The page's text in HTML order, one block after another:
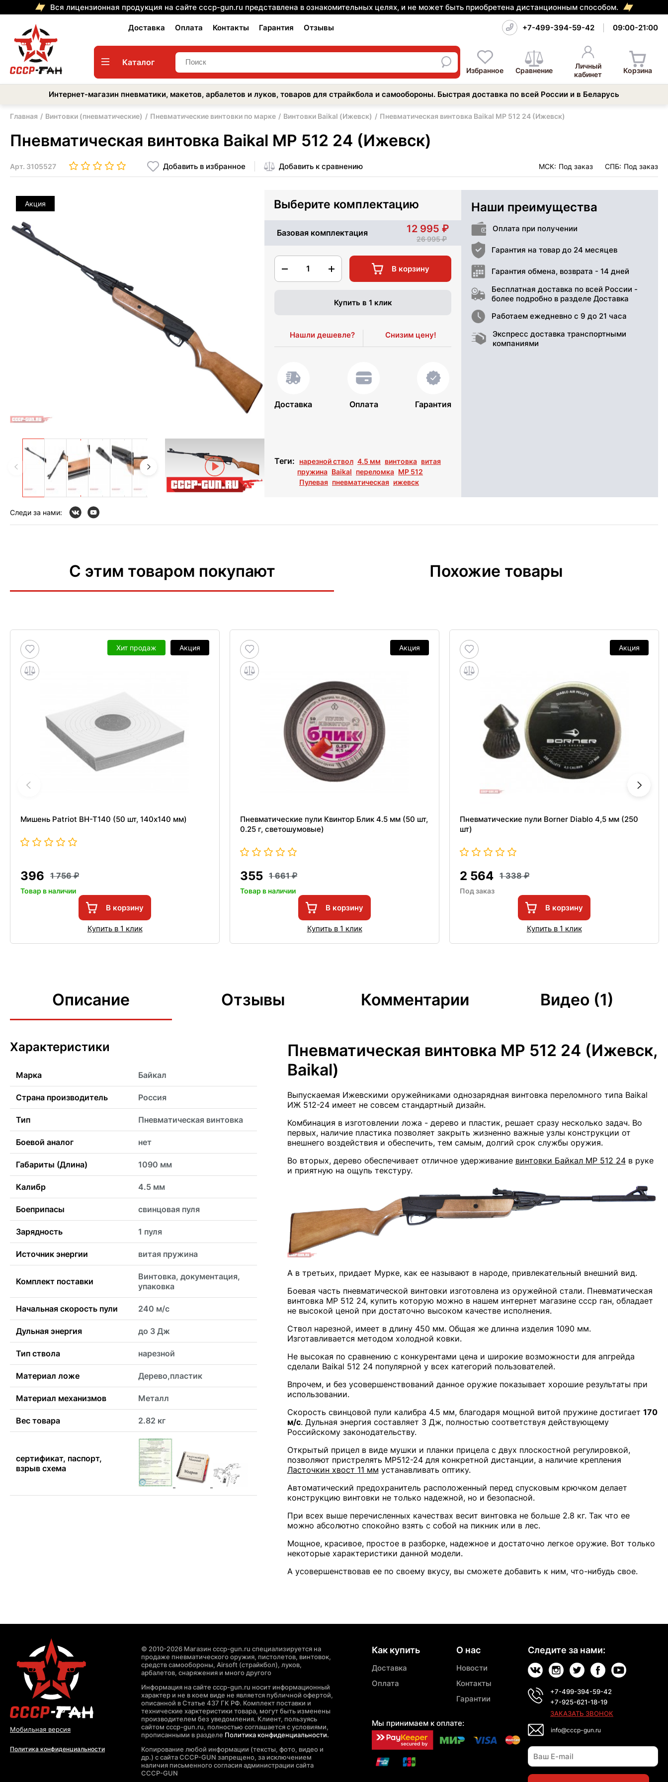
Вся лицензионная продукция на сайте cccp-gun.ru представлена в ознакомительных целях, и не может быть приобретена дистанционным способом.
Доставка Оплата Контакты Гарантия Отзывы +7-499-394-59-42 09:00-21:00
Каталог
Избранное Сравнение
Личный
кабинет
Корзина
Интернет-магазин пневматики, макетов, арбалетов и луков, товаров для страйкбола и самообороны. Быстрая доставка по всей России и в Беларусь
Главная Винтовки (пневматические) Пневматические винтовки по марке Винтовки Baikal (Ижевск) Пневматическая винтовка Baikal МР 512 24 (Ижевск)
Пневматическая винтовка Baikal МР 512 24 (Ижевск)
Арт. 3105527 Добавить в избранное Добавить к сравнению МСК: Под заказ СПБ: Под заказ
Акция Выберите комплектацию
Базовая комплектация 12 995
26 995
1 В корзину
Купить в 1 клик
Нашли дешевле? Снизим цену!
Доставка Оплата Гарантия
Теги: нарезной ствол 4.5 мм винтовка витая
пружина Baikal переломка МР 512
Пулевая пневматическая ижевск
Наши преимущества
Оплата при получении
Гарантия на товар до 24 месяцев
Гарантия обмена, возврата - 14 дней
Бесплатная доставка по всей России -
более подробно в разделе Доставка
Работаем ежедневно с 9 до 21 часа
Экспресс доставка транспортными
компаниями
Следи за нами:
С этим товаром покупают Похожие товары
Хит продаж Акция
Мишень Patriot BH-T140 (50 шт, 140x140 мм)
396 1 756
Товар в наличии
В корзину
Купить в 1 клик
Акция
Пневматические пули Квинтор Блик 4.5 мм (50 шт,
0.25 г, светошумовые)
355 1 661
Товар в наличии
В корзину
Купить в 1 клик
Акция
Пневматические пули Borner Diablo 4,5 мм (250
шт)
2 564 1 338
Под заказ
В корзину
Купить в 1 клик
Описание Отзывы Комментарии Видео (1)
Характеристики
Марка Байкал
Страна производитель Россия
Тип Пневматическая винтовка
Боевой аналог нет
Габариты (Длина) 1090 мм
Калибр 4.5 мм
Боеприпасы свинцовая пуля
Зарядность 1 пуля
Источник энергии витая пружина
Комплект поставки
Винтовка, документация,
упаковка
Начальная скорость пули 240 м/с
Дульная энергия до 3 Дж
Тип ствола нарезной
Материал ложе Дерево,пластик
Материал механизмов Металл
Вес товара 2.82 кг
сертификат, паспорт,
взрыв схема
Пневматическая винтовка МР 512 24 (Ижевск,
Baikal)
Выпускаемая Ижевскими оружейниками однозарядная винтовка переломного типа Baikal
ИЖ 512-24 имеет не совсем стандартный дизайн.
Комбинация в изготовлении ложа - дерево и пластик, решает сразу несколько задач. Во
первых, наличие пластика позволяет закрыть жизненно важные узлы конструкции от
внешнего воздействия и обеспечить, тем самым, долгий срок службы оружия.
Во вторых, дерево обеспечивает отличное удерживание винтовки Байкал МР 512 24в руке
и приятную на ощупь текстуру.
А в третьих, придает Мурке, как ее называют в народе, привлекательный внешний вид.
Боевая часть пневматической винтовки изготовлена из оружейной стали. Пневматическая
винтовка МР 512 24, купить которую можно в нашем интернет магазине ссср ган, обладает
не высокой ценой при достаточно высоком качестве исполнения.
Ствол нарезной, имеет в длину 450 мм. Общая же длинна изделия 1090 мм.
Изготавливается методом холодной ковки.
Не высокая по сравнению с конкурентами цена и широкие возможности для апгрейда
сделали Baikal 512 24 популярной у всех категорий пользователей.
Впрочем, и без усовершенствований данное оружие показывает хорошие результаты при
использовании.
Скорость свинцовой пули калибра 4.5 мм, благодаря мощной витой пружине достигает 170
м/с. Дульная энергия составляет 3 Дж, полностью соответствуя действующему
Российскому законодательству.
Открытый прицел в виде мушки и планки прицела с двух плоскостной регулировкой,
позволяют пристрелять МР512-24 для конкретной дистанции, а наличие крепления
Ласточкин хвост 11 мм устанавливать оптику.
Автоматический предохранитель расположенный перед спусковым крючком делает
конструкцию винтовки не только надежной, но и безопасной.
При всех выше перечисленных качествах весит винтовка не больше 2.8 кг. Так что ее
можно абсолютно спокойно взять с собой на пикник или в лес.
Мощное, красивое, простое в разборке, надежное и достаточно легкое оружие. Вот только
некоторые характеристики данной модели.
А усовершенствовав ее по своему вкусу, вы сможете добавить к ним, что-нибудь свое.
Мобильная версия
Политика конфиденциальности
© 2010-2026 Магазин cccp-gun.ru специализируется на
продаже пневматического оружия, пистолетов, винтовок,
средств самообороны, Airsoft (страйкбол), луков,
арбалетов, снаряжения и много другого
Информация на сайте cccp-gun.ru носит информационный
характер и не в коем виде не является публичной офертой,
описанной в Статье 437 ГК РФ. Комплект поставки и
технические харктеристики товара, могут быть изменены
производителем без уведомления. Клиент, пользуясь
сайтом cccp-gun.ru, полностью соглашается с условиями,
прописанными в разделе Политика конфиденциальности.
Копирование любой информации (тексты, фото, видео и
др.) с сайта CCCP-GUN запрещено, за исключением
наличия письменного согласия администрации сайта
CCCP-GUN
Как купить
Доставка
Оплата
Мы принимаем к оплате:
О нас
Новости
Контакты
Гарантии
Следите за нами:
+7-499-394-59-42
+7-925-621-18-19
ЗАКАЗАТЬ ЗВОНОК
info@cccp-gun.ru